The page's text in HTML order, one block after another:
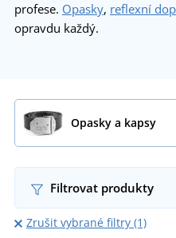
profese. Opasky, reflexní
opravdu každý.
Opasky a kapsy
Filtrovat produkty
Zrušit vybrané filtry (1)